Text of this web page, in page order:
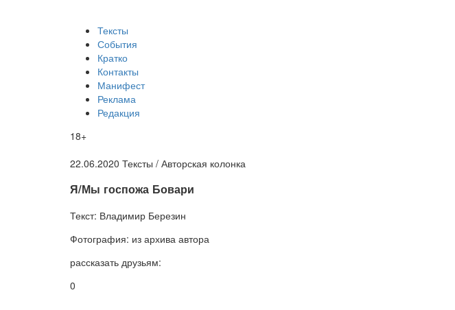
Тексты
События
Кратко
Контакты
Манифест
Реклама
Редакция
18+
22.06.2020 Тексты / Авторская колонка
​Я/Мы госпожа Бовари
Текст: Владимир Березин
Фотография: из архива автора
рассказать друзьям:
0